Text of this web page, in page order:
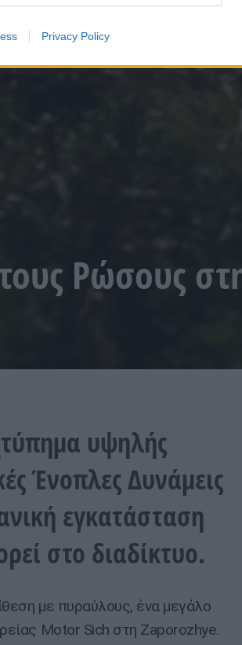
Privacy Policy
Ρώσους
υψηλής
Ένοπλες Δυνάμεις
εγκατάσταση
στο διαδίκτυο.
με πυραύλους, ένα μεγάλο
Motor Sich στη Zaporozhye.